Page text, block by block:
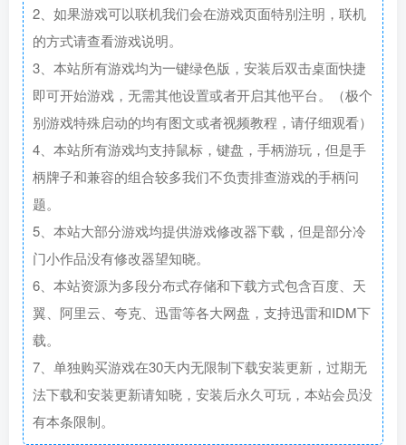
2、如果游戏可以联机我们会在游戏页面特别注明，联机
的方式请查看游戏说明。
3、本站所有游戏均为一键绿色版，安装后双击桌面快捷
即可开始游戏，无需其他设置或者开启其他平台。（极个
别游戏特殊启动的均有图文或者视频教程，请仔细观看）
4、本站所有游戏均支持鼠标，键盘，手柄游玩，但是手
柄牌子和兼容的组合较多我们不负责排查游戏的手柄问
题。
5、本站大部分游戏均提供游戏修改器下载，但是部分冷
门小作品没有修改器望知晓。
6、本站资源为多段分布式存储和下载方式包含百度、天
翼、阿里云、夸克、迅雷等各大网盘，支持迅雷和IDM下
载。
7、单独购买游戏在30天内无限制下载安装更新，过期无
法下载和安装更新请知晓，安装后永久可玩，本站会员没
有本条限制。